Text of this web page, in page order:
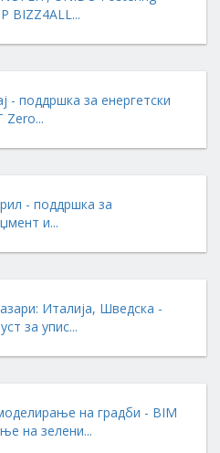
BIZZ4ALL...
- поддршка за енергетски
Zero...
- поддршка за
и...
Италија, Шведска -
за упис...
на градби - BIM
на зелени...